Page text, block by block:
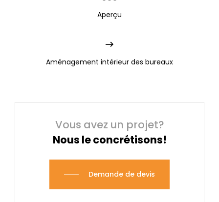
Aperçu
Aménagement intérieur des bureaux
Vous avez un projet?
Nous le concrétisons!
Demande de devis